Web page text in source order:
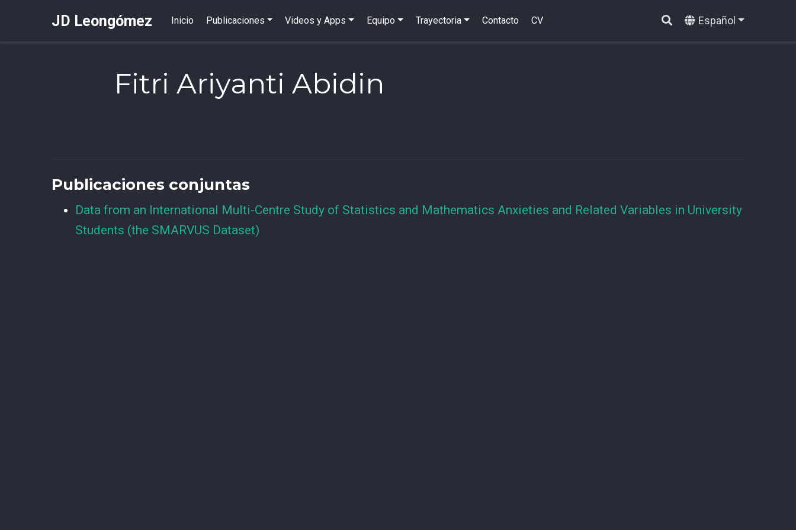
JD Leongómez Inicio Publicaciones Videos y Apps Equipo Trayectoria Contacto CV Español
Fitri Ariyanti Abidin
Publicaciones conjuntas
Data from an International Multi-Centre Study of Statistics and Mathematics Anxieties and Related Variables in University
Students (the SMARVUS Dataset)